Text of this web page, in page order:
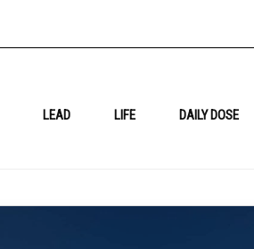
LEAD LIFE DAILY DOSE